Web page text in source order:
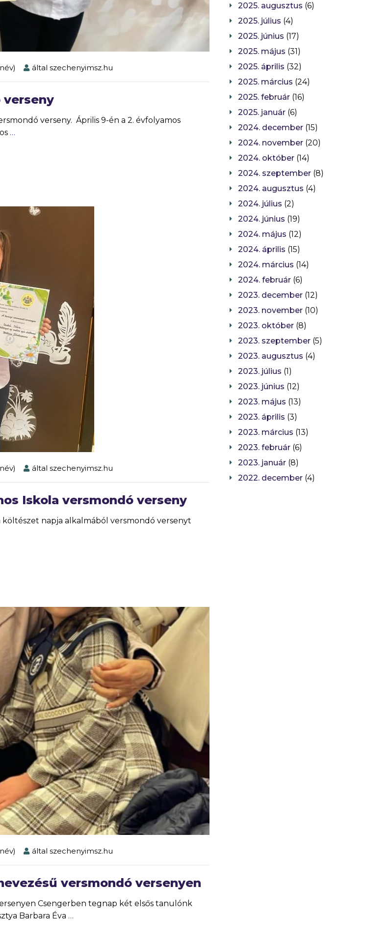
által szechenyimsz.hu
verseny
verseny. Április 9-én a 2. évfolyamos
…
által szechenyimsz.hu
Iskola versmondó verseny
költészet napja alkalmából versmondó versenyt
által szechenyimsz.hu
versmondó versenyen
Csengerben tegnap két elsős tanulónk
Barbara Éva …
2025. augusztus (6)
2025. július (4)
2025. június (17)
2025. május (31)
2025. április (32)
2025. március (24)
2025. február (16)
2025. január (6)
2024. december (15)
2024. november (20)
2024. október (14)
2024. szeptember (8)
2024. augusztus (4)
2024. július (2)
2024. június (19)
2024. május (12)
2024. április (15)
2024. március (14)
2024. február (6)
2023. december (12)
2023. november (10)
2023. október (8)
2023. szeptember (5)
2023. augusztus (4)
2023. július (1)
2023. június (12)
2023. május (13)
2023. április (3)
2023. március (13)
2023. február (6)
2023. január (8)
2022. december (4)